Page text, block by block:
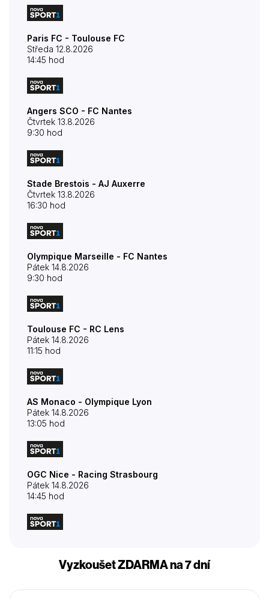
Paris FC - Toulouse FC
Středa 12.8.2026
14:45 hod
Angers SCO - FC Nantes
Čtvrtek 13.8.2026
9:30 hod
Stade Brestois - AJ Auxerre
Čtvrtek 13.8.2026
16:30 hod
Olympique Marseille - FC Nantes
Pátek 14.8.2026
9:30 hod
Toulouse FC - RC Lens
Pátek 14.8.2026
11:15 hod
AS Monaco - Olympique Lyon
Pátek 14.8.2026
13:05 hod
OGC Nice - Racing Strasbourg
Pátek 14.8.2026
14:45 hod
Vyzkoušet ZDARMA na 7 dní